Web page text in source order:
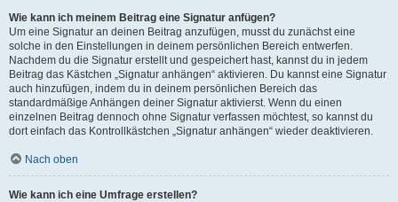
Wie kann ich meinem Beitrag eine Signatur anfügen?
Um eine Signatur an deinen Beitrag anzufügen, musst du zunächst eine
solche in den Einstellungen in deinem persönlichen Bereich entwerfen.
Nachdem du die Signatur erstellt und gespeichert hast, kannst du in jedem
Beitrag das Kästchen „Signatur anhängen“ aktivieren. Du kannst eine Signatur
auch hinzufügen, indem du in deinem persönlichen Bereich das
standardmäßige Anhängen deiner Signatur aktivierst. Wenn du einen
einzelnen Beitrag dennoch ohne Signatur verfassen möchtest, so kannst du
dort einfach das Kontrollkästchen „Signatur anhängen“ wieder deaktivieren.
Nach oben
Wie kann ich eine Umfrage erstellen?